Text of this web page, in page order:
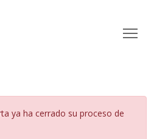
ya ha cerrado su proceso de